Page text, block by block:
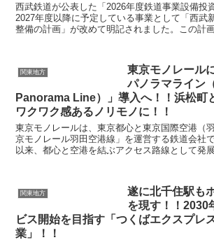
西武鉄道が公表した「2026年度鉄道事業設備投
2027年度以降に予定している事業として「西武
整備の計画」が改めて明記されました。この計
関東地方
東京モノレール
パノラマライン
Panorama Line）」導入へ！！浜松町
ワクワク感あるノリモノに！！
東京モノレールは、東京都心と東京国際空港（
京モノレール羽田空港線」を運営する鉄道会社
以来、都心と空港を結ぶアクセス路線として発
関東地方
遂に北千住駅も
を現す！！2030
ビス開始を目指す「つくばエクスプレ
業」！！